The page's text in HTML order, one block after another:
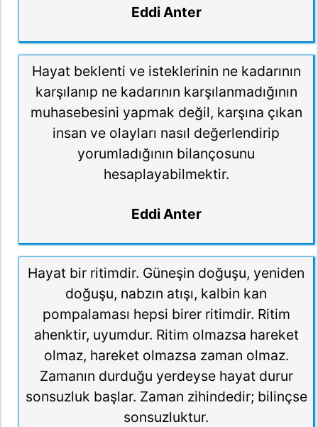
Eddi Anter
Hayat beklenti ve isteklerinin ne kadarının
karşılanıp ne kadarının karşılanmadığının
muhasebesini yapmak değil, karşına çıkan
insan ve olayları nasıl değerlendirip
yorumladığının bilançosunu
hesaplayabilmektir.
Eddi Anter
Hayat bir ritimdir. Güneşin doğuşu, yeniden
doğuşu, nabzın atışı, kalbin kan
pompalaması hepsi birer ritimdir. Ritim
ahenktir, uyumdur. Ritim olmazsa hareket
olmaz, hareket olmazsa zaman olmaz.
Zamanın durduğu yerdeyse hayat durur
sonsuzluk başlar. Zaman zihindedir; bilinçse
sonsuzluktur.